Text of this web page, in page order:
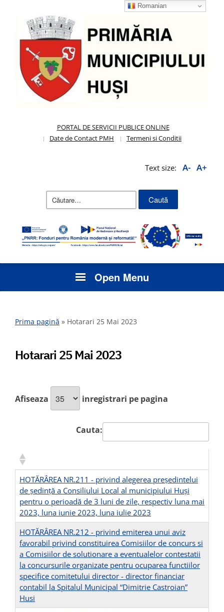
PORTAL DE SERVICII PUBLICE ONLINE
Date de Contact PMH
Termeni si Conditii
Text size: A- A+
Caută
Open Menu
Prima pagină » Hotarari 25 Mai 2023
Hotarari 25 Mai 2023
Afiseaza inregistrari pe pagina
Cauta:
HOTĂRÂREA NR.211 - privind alegerea preşedintelui
de şedinţă a Consiliului Local al municipiului Huşi
pentru o perioadă de 3 luni de zile, respectiv luna mai
2023, luna iunie 2023, luna iulie 2023
HOTĂRÂREA NR.212 - privind emiterea unui aviz
favorabil privind constituirea Comisiilor de concurs si
a Comisiilor de solutionare a eventualelor contestatii
la concursurile organizate pentru ocuparea functiilor
specifice comitetului director - director financiar
contabil la Spitalul Municipal “Dimitrie Castroian”
Husi
Romanian